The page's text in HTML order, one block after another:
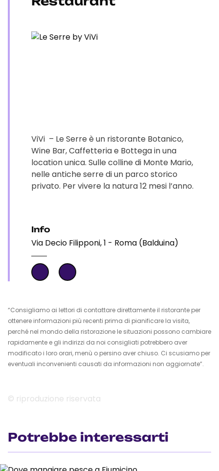
ViVi – Le Serre è un ristorante Botanico,
Wine Bar, Caffetteria e Bottega in una
location unica. Sulle colline di Monte Mario,
nelle antiche serre di un parco storico
privato. Per vivere la natura 12 mesi l’anno.
Info
Via Decio Filipponi, 1 - Roma (Balduina)
“Consigliamo ai lettori di contattare direttamente il ristorante per
ottenere informazioni più recenti prima di pianificare la visita,
perché nel mondo della ristorazione le situazioni possono cambiare
rapidamente e gli indirizzi da noi consigliati potrebbero aver
modificato i loro orari, menù o persino aver chiuso. Ci scusiamo per
eventuali inconvenienti causati da informazioni non aggiornate”.
© riproduzione riservata
Potrebbe interessarti